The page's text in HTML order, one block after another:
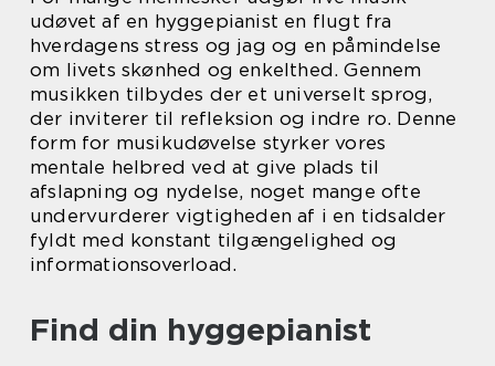
udøvet af en hyggepianist en flugt fra
hverdagens stress og jag og en påmindelse
om livets skønhed og enkelthed. Gennem
musikken tilbydes der et universelt sprog,
der inviterer til refleksion og indre ro. Denne
form for musikudøvelse styrker vores
mentale helbred ved at give plads til
afslapning og nydelse, noget mange ofte
undervurderer vigtigheden af i en tidsalder
fyldt med konstant tilgængelighed og
informationsoverload.
Find din hyggepianist